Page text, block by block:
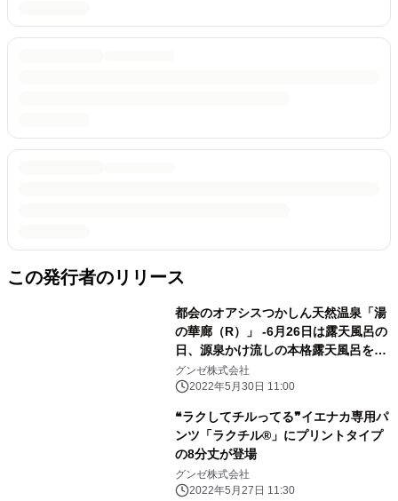
この発行者のリリース
都会のオアシスつかしん天然温泉「湯
の華廊（R）」 -6月26日は露天風呂の
日、源泉かけ流しの本格露天風呂を楽
しもう！-
グンゼ株式会社
2022年5月30日 11:00
❝ラクしてチルってる❞イエナカ専用パ
ンツ「ラクチル®」にプリントタイプ
の8分丈が登場
グンゼ株式会社
2022年5月27日 11:30